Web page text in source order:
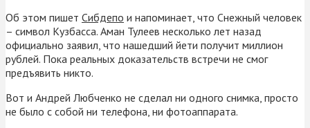
Об этом пишет Сибдепо и напоминает, что Снежный человек
– символ Кузбасса. Аман Тулеев несколько лет назад
официально заявил, что нашедший йети получит миллион
рублей. Пока реальных доказательств встречи не смог
предъявить никто.
Вот и Андрей Любченко не сделал ни одного снимка, просто
не было с собой ни телефона, ни фотоаппарата.